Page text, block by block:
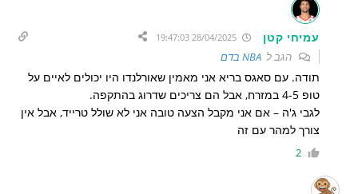
עמיחי קטן
הגב לNBA בדם
תודה. עם סאגס בריא אני מאמין שאורלנדו היו יכולים לאיים על
טופ 4-5 במזרח, אבל הם צריכים שדרוג בהתקפה.
לגבי ג'ה – אם אני מקבל הצעה טובה אני לא שולל טרייד, אבל אין
צורך למהר עם זה
2